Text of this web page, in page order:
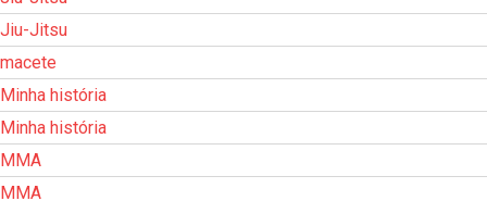
Jiu-Jitsu
macete
Minha história
Minha história
MMA
MMA